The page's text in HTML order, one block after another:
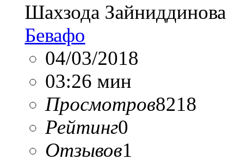
Шахзода Зайниддинова
Бевафо
04/03/2018
03:26 мин
Просмотров8218
Рейтинг0
Отзывов1